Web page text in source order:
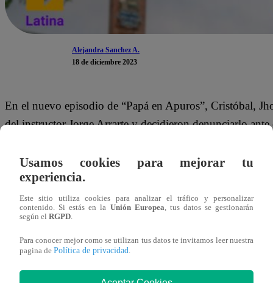
Alejandra Sanchez A.
18 de diciembre 2023
En el nuevo episodio de “Papá en Apuros”, Cristóbal,
del instructor Jorge Arrarte y decidieron denunciarlo
Pese a que estaba apurado por salir, Martín decidió
Así que, al ser el más afectado, Jhonatan decidió hablar
comandante”. “El teniente nos levantó a las 4:30 de la
denominada ‘operación rastrillo’”, lo apoyó Elvis.
Usamos cookies para mejorar tu
experiencia.
Este sitio utiliza cookies para analizar el tráfico y personalizar
contenido. Si estás en la Unión Europea , tus datos se gestionarán
según el RGPD
Para conocer mejor como se utilizan tus datos te invitamos leer nuestra
pagina de Política de privacidad